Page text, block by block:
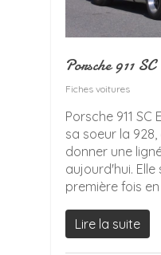
Porsche 911 SC
Fiches voitures
Porsche 911
sa soeur la
donner une
aujourd'hui.
première fois
Lire la suite